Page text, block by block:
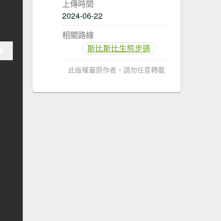
上傳時間
2024-06-22
相關路線
斯比斯比生態步道
此版權屬原作者，請勿任意轉載